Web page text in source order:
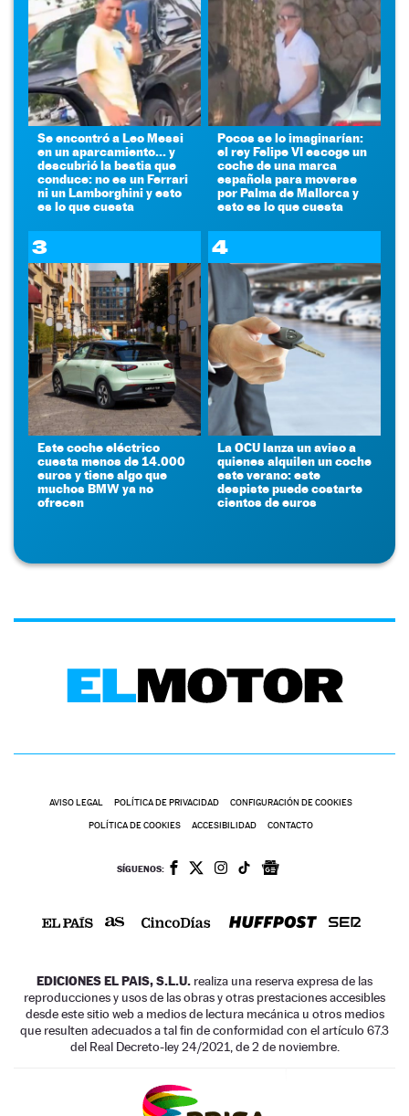
Se encontró a Leo Messi
en un aparcamiento... y
descubrió la bestia que
conduce: no es un Ferrari
ni un Lamborghini y esto
es lo que cuesta
Pocos se lo imaginarían:
el rey Felipe VI escoge un
coche de una marca
española para moverse
por Palma de Mallorca y
esto es lo que cuesta
3
Este coche eléctrico
cuesta menos de 14.000
euros y tiene algo que
muchos BMW ya no
ofrecen
4
La OCU lanza un aviso a
quienes alquilen un coche
este verano: este
despiste puede costarte
cientos de euros
AVISO LEGAL POLÍTICA DE PRIVACIDAD CONFIGURACIÓN DE COOKIES
POLÍTICA DE COOKIES ACCESIBILIDAD CONTACTO
SÍGUENOS:
EDICIONES EL PAIS, S.L.U. realiza una reserva expresa de las
reproducciones y usos de las obras y otras prestaciones accesibles
desde este sitio web a medios de lectura mecánica u otros medios
que resulten adecuados a tal fin de conformidad con el artículo 67.3
del Real Decreto-ley 24/2021, de 2 de noviembre.